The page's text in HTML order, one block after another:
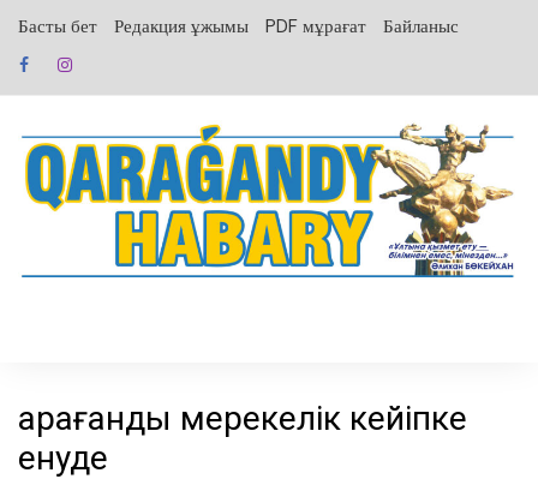
содержанию
Басты бет Редакция ұжымы PDF мұрағат Байланыс
Қарағанды мерекелік кейіпке
енуде